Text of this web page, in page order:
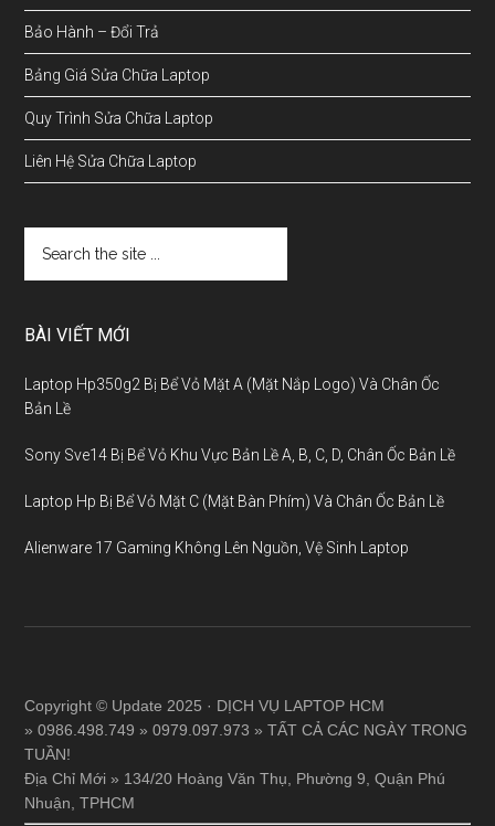
Bảo Hành – Đổi Trả
Bảng Giá Sửa Chữa Laptop
Quy Trình Sửa Chữa Laptop
Liên Hệ Sửa Chữa Laptop
BÀI VIẾT MỚI
Laptop Hp350g2 Bị Bể Vỏ Mặt A (Mặt Nắp Logo) Và Chân Ốc
Bản Lề
Sony Sve14 Bị Bể Vỏ Khu Vực Bản Lề A, B, C, D, Chân Ốc Bản Lề
Laptop Hp Bị Bể Vỏ Mặt C (Mặt Bàn Phím) Và Chân Ốc Bản Lề
Alienware 17 Gaming Không Lên Nguồn, Vệ Sinh Laptop
Copyright © Update 2025 · DỊCH VỤ LAPTOP HCM
» 0986.498.749 » 0979.097.973 » TẤT CẢ CÁC NGÀY TRONG
TUẦN!
Địa Chỉ Mới » 134/20 Hoàng Văn Thụ, Phường 9, Quận Phú
Nhuận, TPHCM